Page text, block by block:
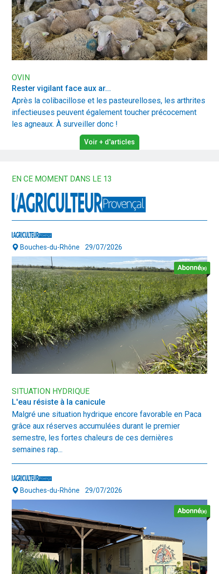
OVIN
Rester vigilant face aux ar...
Après la colibacillose et les pasteurelloses, les arthrites
infectieuses peuvent également toucher précocement
les agneaux. À surveiller donc !
Voir + d'articles
EN CE MOMENT DANS LE 13
Bouches-du-Rhône 29/07/2026
SITUATION HYDRIQUE
L'eau résiste à la canicule
Malgré une situation hydrique encore favorable en Paca
grâce aux réserves accumulées durant le premier
semestre, les fortes chaleurs de ces dernières
semaines rap...
Bouches-du-Rhône 29/07/2026